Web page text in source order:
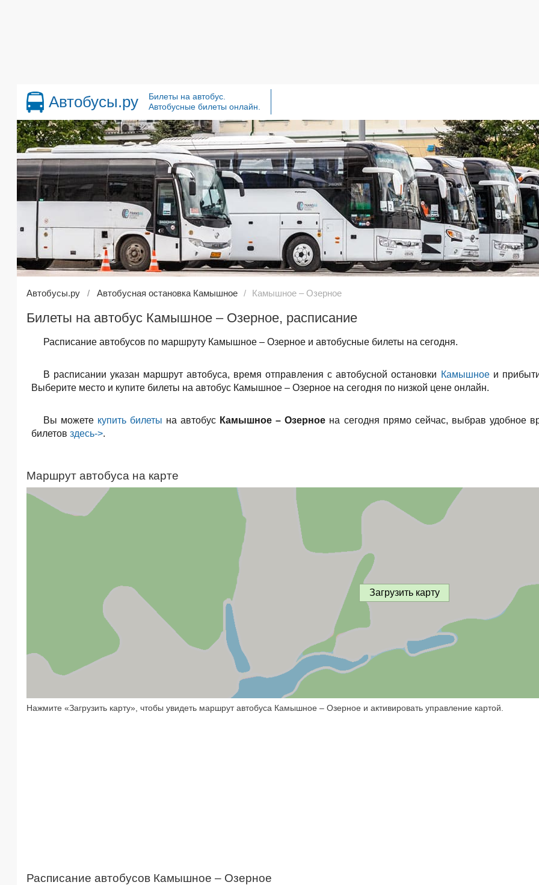
Автобусы.ру
Билеты на автобус.
Автобусные билеты онлайн.
Автобусы.ру Автобусная остановка Камышное Камышное – Озерное
Билеты на автобус Камышное – Озерное, расписание
Расписание автобусов по маршруту Камышное – Озерное и автобусные билеты на сегодня.
В расписании указан маршрут автобуса, время отправления с автобусной остановки Камышноеи
Выберите место и купите билеты на автобус Камышное – Озерное на сегодня по низкой цене онлайн.
Вы можете купить билеты на автобус Камышное – Озерное на сегодня прямо сейчас, выбрав удобное
билетов здесь->.
Маршрут автобуса на карте
Загрузить карту
Нажмите «Загрузить карту», чтобы увидеть маршрут автобуса Камышное – Озерное и активировать управление картой.
Расписание автобусов Камышное – Озерное